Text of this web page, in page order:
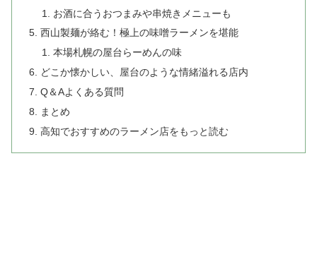
お酒に合うおつまみや串焼きメニューも
西山製麺が絡む！極上の味噌ラーメンを堪能
本場札幌の屋台らーめんの味
どこか懐かしい、屋台のような情緒溢れる店内
Q＆Aよくある質問
まとめ
高知でおすすめのラーメン店をもっと読む